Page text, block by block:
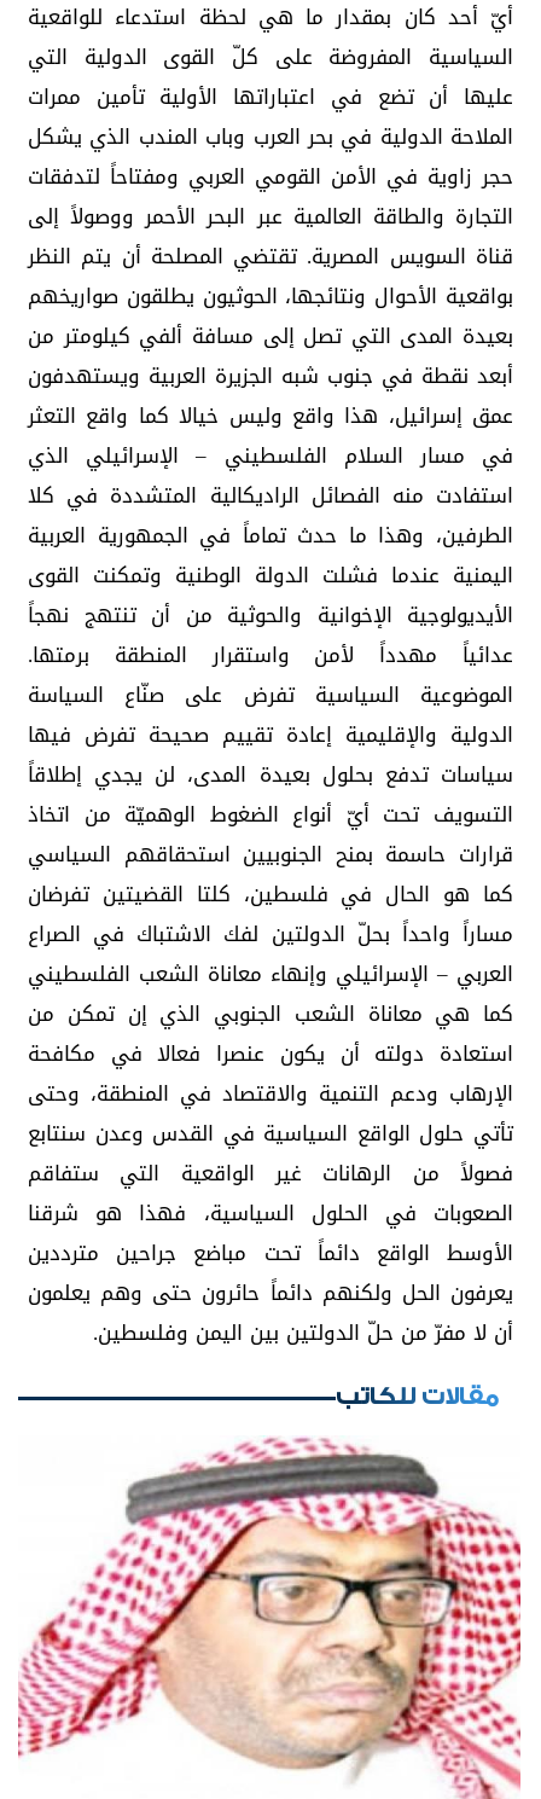
أيّ أحد كان بمقدار ما هي لحظة استدعاء للواقعية
السياسية المفروضة على كلّ القوى الدولية التي
عليها أن تضع في اعتباراتها الأولية تأمين ممرات
الملاحة الدولية في بحر العرب وباب المندب الذي يشكل
حجر زاوية في الأمن القومي العربي ومفتاحاً لتدفقات
التجارة والطاقة العالمية عبر البحر الأحمر ووصولاً إلى
قناة السويس المصرية. تقتضي المصلحة أن يتم النظر
بواقعية الأحوال ونتائجها، الحوثيون يطلقون صواريخهم
بعيدة المدى التي تصل إلى مسافة ألفي كيلومتر من
أبعد نقطة في جنوب شبه الجزيرة العربية ويستهدفون
عمق إسرائيل، هذا واقع وليس خيالا كما واقع التعثر
في مسار السلام الفلسطيني – الإسرائيلي الذي
استفادت منه الفصائل الراديكالية المتشددة في كلا
الطرفين، وهذا ما حدث تماماً في الجمهورية العربية
اليمنية عندما فشلت الدولة الوطنية وتمكنت القوى
الأيديولوجية الإخوانية والحوثية من أن تنتهج نهجاً
عدائياً مهدداً لأمن واستقرار المنطقة برمتها.
الموضوعية السياسية تفرض على صنّاع السياسة
الدولية والإقليمية إعادة تقييم صحيحة تفرض فيها
سياسات تدفع بحلول بعيدة المدى، لن يجدي إطلاقاً
التسويف تحت أيّ أنواع الضغوط الوهميّة من اتخاذ
قرارات حاسمة بمنح الجنوبيين استحقاقهم السياسي
كما هو الحال في فلسطين، كلتا القضيتين تفرضان
مساراً واحداً بحلّ الدولتين لفك الاشتباك في الصراع
العربي – الإسرائيلي وإنهاء معاناة الشعب الفلسطيني
كما هي معاناة الشعب الجنوبي الذي إن تمكن من
استعادة دولته أن يكون عنصرا فعالا في مكافحة
الإرهاب ودعم التنمية والاقتصاد في المنطقة، وحتى
تأتي حلول الواقع السياسية في القدس وعدن سنتابع
فصولاً من الرهانات غير الواقعية التي ستفاقم
الصعوبات في الحلول السياسية، فهذا هو شرقنا
الأوسط الواقع دائماً تحت مباضع جراحين مترددين
يعرفون الحل ولكنهم دائماً حائرون حتى وهم يعلمون
أن لا مفرّ من حلّ الدولتين بين اليمن وفلسطين.
مقالات للكاتب